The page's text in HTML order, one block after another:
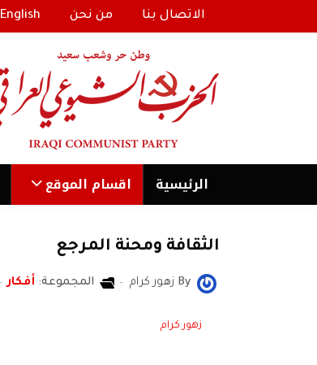
الاتصال بنا من نحن English
الرئیسية اقسام الموقع
الثقافة ومحنة المرجع
By زهور كرام المجموعة: أفكار
زهور كرام